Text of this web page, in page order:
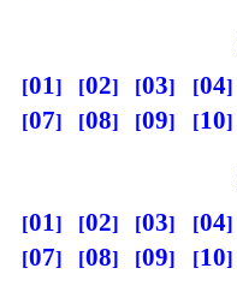
01 02 03 04
07
08 09 10
01 02 03 04
07
08 09 10